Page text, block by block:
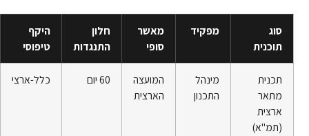
סוג
תוכנית
מפקיד
מאשר
סופי
חלון
התנגדות
היקף
טיפוסי
תכנית
מתאר
ארצית
(תמ"א)
מינהל
התכנון
המועצה
הארצית
60 יום כלל-ארצי